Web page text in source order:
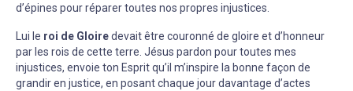
d’épines pour réparer toutes nos propres injustices.
Lui le roi de Gloiredevait être couronné de gloire et d’honneur
par les rois de cette terre. Jésus pardon pour toutes mes
injustices, envoie ton Esprit qu’il m’inspire la bonne façon de
grandir en justice, en posant chaque jour davantage d’actes